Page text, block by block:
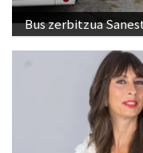
Bus zerbitzua